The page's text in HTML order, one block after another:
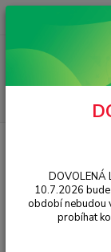
Chat / Online podpora -
3mk Protection
Novinky
10.7.2026
období nebudou
probíhat